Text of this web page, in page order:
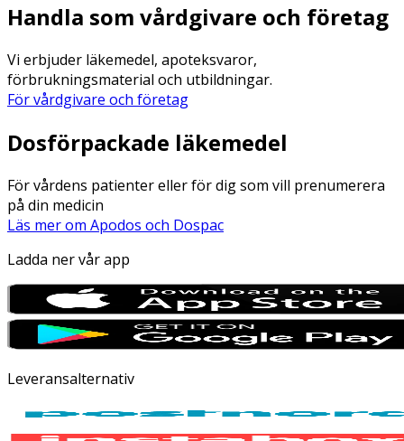
Handla som vårdgivare och företag
Vi erbjuder läkemedel, apoteksvaror,
förbrukningsmaterial och utbildningar.
För vårdgivare och företag
Dosförpackade läkemedel
För vårdens patienter eller för dig som vill prenumerera
på din medicin
Läs mer om Apodos och Dospac
Ladda ner vår app
Leveransalternativ